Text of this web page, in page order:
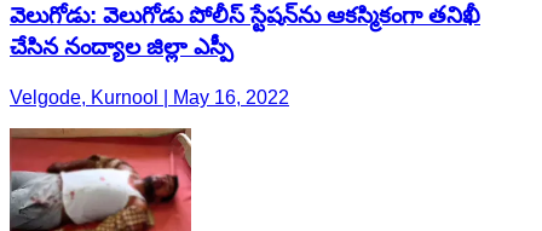
వెలుగోడు: వెలుగోడు పోలీస్ స్టేషన్‌ను ఆకస్మికంగా తనిఖీ
చేసిన నంద్యాల జిల్లా ఎస్పీ
Velgode, Kurnool | May 16, 2022